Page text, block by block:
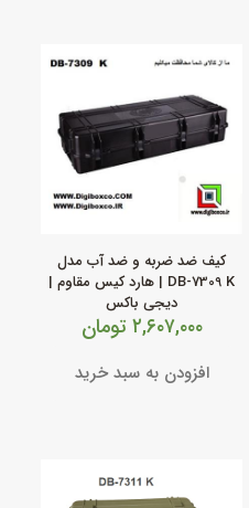
کیف ضد ضربه و ضد آب مدل
DB‑7309 K | هارد کیس مقاوم |
دیجی باکس
۲,۶۰۷,۰۰۰ تومان
افزودن به سبد خرید